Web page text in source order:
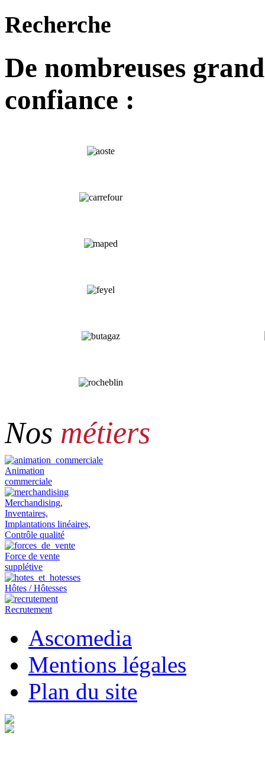
Recherche
De nombreuses
confiance :
Nos métiers
Animation
commerciale
Merchandising,
Inventaires,
Implantations linéaires,
Contrôle qualité
Force de vente
supplétive
Hôtes / Hôtesses
Recrutement
Ascomedia
Mentions légales
Plan du site